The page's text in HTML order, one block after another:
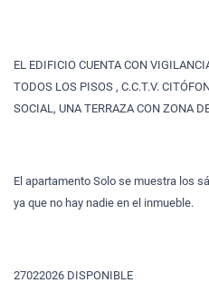
EL EDIFICIO CUENTA CON
TODOS LOS PISOS , C.C.T.V.
SOCIAL, UNA TERRAZA CON ZONA
El apartamento Solo se muestra los
ya que no hay nadie en el inmueble.
27022026 DISPONIBLE